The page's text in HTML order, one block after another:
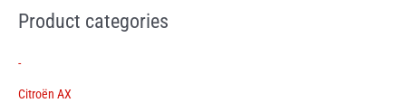
Product categories
-
Citroën AX